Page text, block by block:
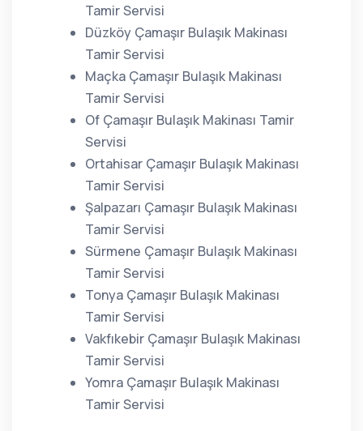
Tamir Servisi
Düzköy Çamaşır Bulaşık Makinası
Tamir Servisi
Maçka Çamaşır Bulaşık Makinası
Tamir Servisi
Of Çamaşır Bulaşık Makinası Tamir
Servisi
Ortahisar Çamaşır Bulaşık Makinası
Tamir Servisi
Şalpazarı Çamaşır Bulaşık Makinası
Tamir Servisi
Sürmene Çamaşır Bulaşık Makinası
Tamir Servisi
Tonya Çamaşır Bulaşık Makinası
Tamir Servisi
Vakfıkebir Çamaşır Bulaşık Makinası
Tamir Servisi
Yomra Çamaşır Bulaşık Makinası
Tamir Servisi